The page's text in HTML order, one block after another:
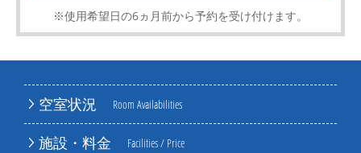
空室状況 Room Availabilities
施設・料金 Facilities / Price
※使用希望日の6ヵ月前から予約を受け付けます。